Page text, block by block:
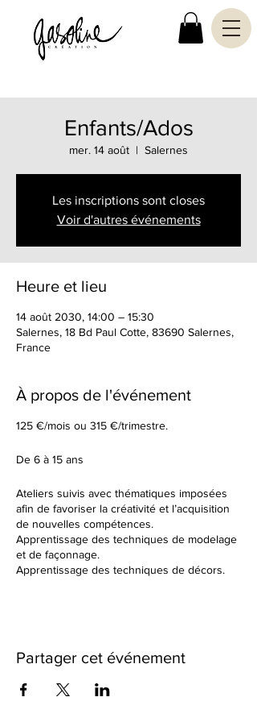
Enfants/Ados
mer. 14 août
  |
Salernes
Les inscriptions sont closes
Voir d'autres événements
Heure et lieu
14 août 2030, 14:00 – 15:30
Salernes, 18 Bd Paul Cotte, 83690 Salernes,
France
À propos de l'événement
125 €/mois ou 315 €/trimestre.
De 6 à 15 ans
Ateliers suivis avec thématiques imposées
afin de favoriser la créativité et l’acquisition
de nouvelles compétences.
Apprentissage des techniques de modelage
et de façonnage.
Apprentissage des techniques de décors.
différente à chaque fois. Nous observerons
cuissons et des différents travails de
Partager cet événement